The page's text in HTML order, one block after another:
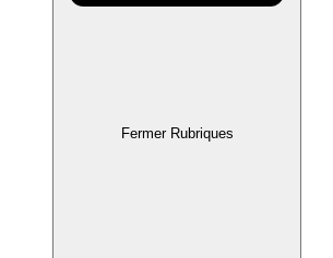
Fermer Rubriques